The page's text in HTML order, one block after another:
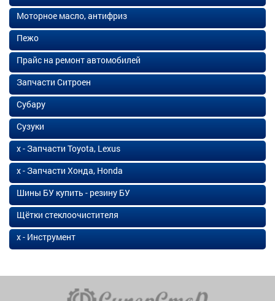
Моторное масло, антифриз
Пежо
Прайс на ремонт автомобилей
Запчасти Ситроен
Субару
Сузуки
х - Запчасти Toyota, Lexus
х - Запчасти Хонда, Honda
Шины БУ купить - резину БУ
Щётки стеклоочистителя
х - Инструмент